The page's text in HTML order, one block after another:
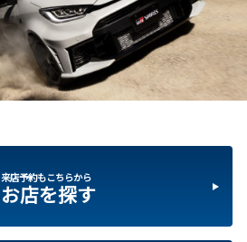
来店予約もこちらから
お店を探す